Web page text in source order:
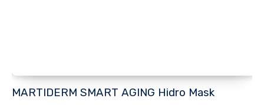
MARTIDERM SMART AGING Hidro Mask